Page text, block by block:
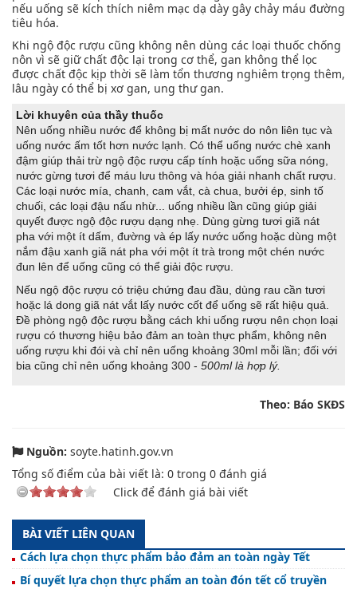
nếu uống sẽ kích thích niêm mạc dạ dày gây chảy máu đường
tiêu hóa.
Khi ngộ độc rượu cũng không nên dùng các loại thuốc chống
nôn vì sẽ giữ chất độc lại trong cơ thể, gan không thể lọc
được chất độc kịp thời sẽ làm tổn thương nghiêm trọng thêm,
lâu ngày có thể bị xơ gan, ung thư gan.
Lời khuyên của thầy thuốc
Nên uống nhiều nước để không bị mất nước do nôn liên tục và
uống nước ấm tốt hơn nước lạnh. Có thể uống nước chè xanh
đậm giúp thải trừ ngộ độc rượu cấp tính hoặc uống sữa nóng,
nước gừng tươi để máu lưu thông và hóa giải nhanh chất rượu.
Các loại nước mía, chanh, cam vắt, cà chua, bưởi ép, sinh tố
chuối, các loại đậu nấu nhừ... uống nhiều lần cũng giúp giải
quyết được ngộ độc rượu dạng nhẹ. Dùng gừng tươi giã nát
pha với một ít dấm, đường và ép lấy nước uống hoặc dùng một
nắm đậu xanh giã nát pha với một ít trà trong một chén nước
đun lên để uống cũng có thể giải độc rượu.
Nếu ngộ độc rượu có triệu chứng đau đầu, dùng rau cần tươi
hoặc lá dong giã nát vắt lấy nước cốt để uống sẽ rất hiệu quả.
Đề phòng ngộ độc rượu bằng cách khi uống rượu nên chọn loại
rượu có thương hiệu bảo đảm an toàn thực phẩm, không nên
uống rượu khi đói và chỉ nên uống khoảng 30ml mỗi lần; đối với
bia cũng chỉ nên uống khoảng 300 - 500ml là hợp lý.
Theo: Báo SKĐS
Nguồn: soyte.hatinh.gov.vn
Tổng số điểm của bài viết là: 0 trong 0 đánh giá
Click để đánh giá bài viết
BÀI VIẾT LIÊN QUAN
Cách lựa chọn thực phẩm bảo đảm an toàn ngày Tết
Bí quyết lựa chọn thực phẩm an toàn đón tết cổ truyền